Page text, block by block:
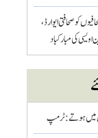
کو صحافتی ایوارڈ،
کی مبارکباد
میں ہوتے : ٹرمپ